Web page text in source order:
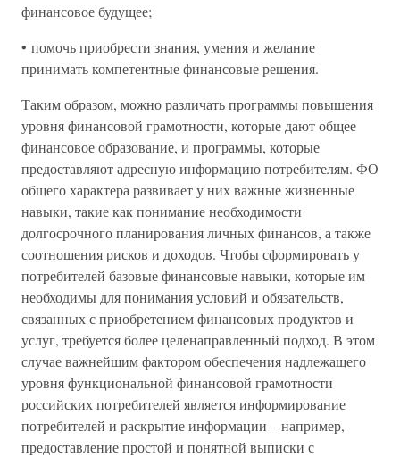
финансовое будущее;
• помочь приобрести знания, умения и желание
принимать компетентные финансовые решения.
Таким образом, можно различать программы повышения
уровня финансовой грамотности, которые дают общее
финансовое образование, и программы, которые
предоставляют адресную информацию потребителям. ФО
общего характера развивает у них важные жизненные
навыки, такие как понимание необходимости
долгосрочного планирования личных финансов, а также
соотношения рисков и доходов. Чтобы сформировать у
потребителей базовые финансовые навыки, которые им
необходимы для понимания условий и обязательств,
связанных с приобретением финансовых продуктов и
услуг, требуется более целенаправленный подход. В этом
случае важнейшим фактором обеспечения надлежащего
уровня функциональной финансовой грамотности
российских потребителей является информирование
потребителей и раскрытие информации – например,
предоставление простой и понятной выписки с